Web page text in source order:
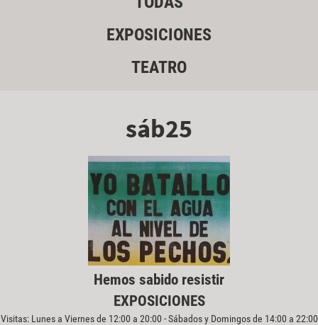
EXPOSICIONES
TEATRO
sáb25
Hemos sabido resistir
EXPOSICIONES
Visitas: Lunes a Viernes de 12:00 a 20:00 - Sábados y Domingos de 14:00 a 22:00